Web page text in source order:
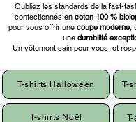
Oubliez les standards de la fast-
confectionnés en coton 100 %
pour vous offrir une coupe moderne,
une durabilité
Un vêtement sain pour vous, et
T-shirts Halloween T-
T-shirts Noël